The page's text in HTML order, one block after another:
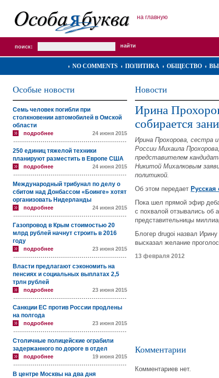
на главную
поиск:
NO COMMENTS ПОЛИТИКА ОБЩЕСТВО
Особые новости
Семь человек погибли при
столкновении автомобилей в Омской
области
подробнее 24 июня 2015
250 единиц тяжелой техники
планируют разместить в Европе США
подробнее 24 июня 2015
Международный трибунал по делу о
сбитом над Донбассом «Боинге» хотят
организовать Нидерланды
подробнее 24 июня 2015
Газопровод в Крым стоимостью 20
млрд рублей начнут строить в 2016
году
подробнее 23 июня 2015
Власти предлагают сэкономить на
пенсиях и социальных выплатах 2,5
трлн рублей
подробнее 23 июня 2015
Санкции ЕС против России продлены
на полгода
подробнее 23 июня 2015
Столичные полицейские ограбили
задержанного по дороге в отдел
подробнее 19 июня 2015
В центре Москвы на два дня
Новости
Ирина
собирается
Ирина Прохорова, сестра
России Михаила
представителем
Никитой Михалковым
политикой.
Об этом передает
Пока шел прямой эфир
с похвалой отзывались об
представительницы
Блогер drugoi назвал
высказал желание
13 февраля 2012
Комментарии
Комментариев нет.